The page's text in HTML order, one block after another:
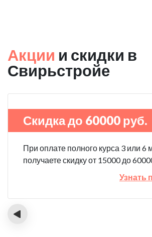
Акции и скидки в
Свирьстройе
Скидка до 60000 руб.
При оплате полного курса 3 или 6
получаете скидку от 15000 до
Узнать
‹